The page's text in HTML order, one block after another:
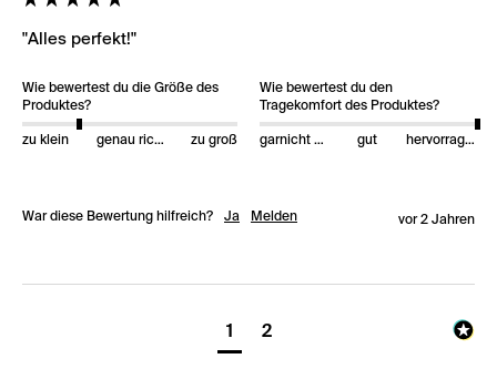
"Alles perfekt!"
Wie bewertest du die Größe des
Produktes?
zu klein genau richtig zu groß
Wie bewertest du den
Tragekomfort des Produktes?
garnicht gut gut hervorragend
War diese Bewertung hilfreich? Ja Melden vor 2 Jahren
1 2